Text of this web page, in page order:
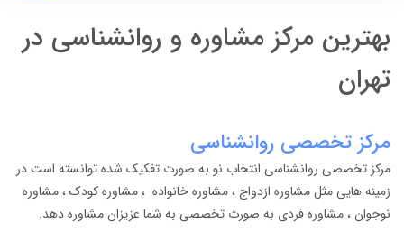
بهترین مرکز مشاوره و روانشناسی در
تهران
مرکز تخصصی روانشناسی
مرکز تخصصی روانشناسی انتخاب نو به صورت تفکیک شده توانسته است در
زمینه هایی مثل مشاوره ازدواج ، مشاوره خانواده ، مشاوره کودک ، مشاوره
نوجوان ، مشاوره فردی به صورت تخصصی به شما عزیزان مشاوره دهد.